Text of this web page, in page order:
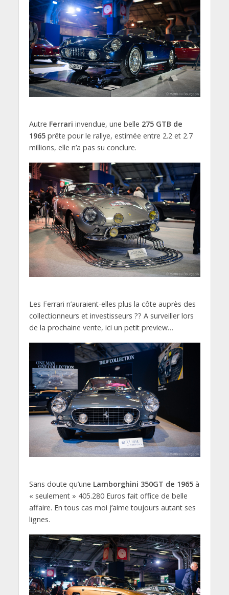
Autre Ferrari invendue, une belle 275 GTB de
1965prête pour le rallye, estimée entre 2.2 et 2.7
millions, elle n’a pas su conclure.
Les Ferrari n’auraient-elles plus la côte auprès des
collectionneurs et investisseurs ?? A surveiller lors
de la prochaine vente, ici un petit preview…
Sans doute qu’une Lamborghini 350GT de 1965à
« seulement » 405.280 Euros fait office de belle
affaire. En tous cas moi j’aime toujours autant ses
lignes.